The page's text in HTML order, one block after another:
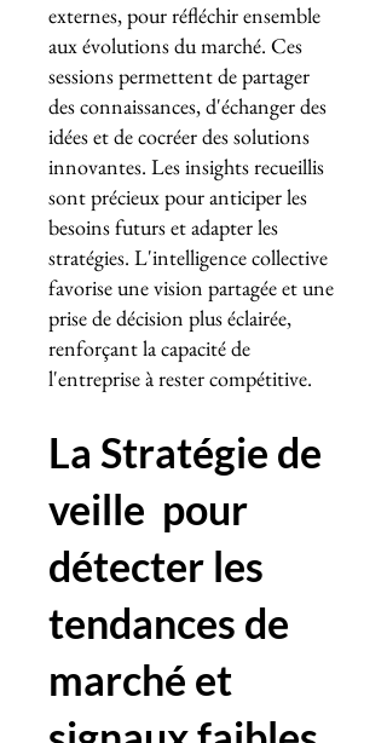
externes, pour réfléchir ensemble
aux évolutions du marché. Ces
sessions permettent de partager
des connaissances, d'échanger des
idées et de cocréer des solutions
innovantes. Les insights recueillis
sont précieux pour anticiper les
besoins futurs et adapter les
stratégies. L'intelligence collective
favorise une vision partagée et une
prise de décision plus éclairée,
renforçant la capacité de
l'entreprise à rester compétitive.
La Stratégie de
veille pour
détecter les
tendances de
marché et